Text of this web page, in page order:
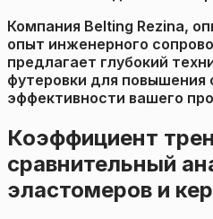
Компания Belting Rezina,
опыт инженерного
предлагает глубокий
футеровки для повышения
эффективности вашего
Коэффициент
сравнительный
эластомеров и